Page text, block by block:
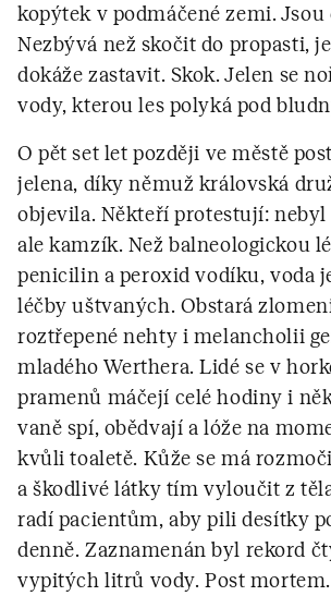
kopýtek v podmáčené zemi.
Nezbývá než skočit do propasti,
dokáže zastavit. Skok. Jelen se
vody, kterou les polyká pod
O pět set let později ve městě
jelena, díky němuž královská
objevila. Někteří protestují: nebyl
ale kamzík. Než balneologickou
penicilin a peroxid vodíku, voda
léčby uštvaných. Obstará
roztřepené nehty i melancholii
mladého Werthera. Lidé se v
pramenů máčejí celé hodiny i
vaně spí, obědvají a lóže na
kvůli toaletě. Kůže se má
a škodlivé látky tím vyloučit z
radí pacientům, aby pili desítky
denně. Zaznamenán byl rekord
vypitých litrů vody. Post mortem.